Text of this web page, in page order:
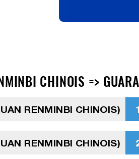
CHINOIS =>
RENMINBI CHINOIS)
RENMINBI CHINOIS)